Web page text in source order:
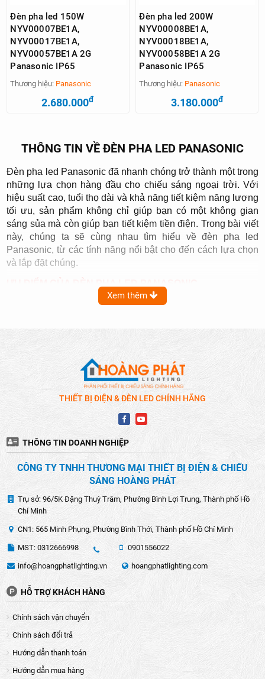
Đèn pha led 150W
NYV00007BE1A,
NYV00017BE1A,
NYV00057BE1A 2G
Panasonic IP65
Thương hiệu: Panasonic
2.680.000đ
Đèn pha led 200W
NYV00008BE1A,
NYV00018BE1A,
NYV00058BE1A 2G
Panasonic IP65
Thương hiệu: Panasonic
3.180.000đ
THÔNG TIN VỀ ĐÈN PHA LED PANASONIC
Đèn pha led Panasonic đã nhanh chóng trở thành một trong
những lựa chọn hàng đầu cho chiếu sáng ngoại trời. Với
hiệu suất cao, tuổi thọ dài và khả năng tiết kiệm năng lượng
tối ưu, sản phẩm không chỉ giúp bạn có một không gian
sáng sủa mà còn giúp bạn tiết kiệm tiền điện. Trong bài viết
này, chúng ta sẽ cùng nhau tìm hiểu về đèn pha led
Panasonic, từ các tính năng nổi bật cho đến cách lựa chọn
và lắp đặt chúng.
Chiếu sáng hiệu quả
chờn, nhấp nháy. Điều này rất hữu ích cho việc chiếu sáng
ngoại trời như: sân vườn, sân thể thao hoặc sân đậu xe.
Đèn pha led cũng có thể sử dụng trong nhà, đảm bảo bạn
có không gian sáng sủa và tiện nghi.
An toàn cho mắt
Ánh sáng của đèn pha led Panasonic không gây chói và
không gây nên những cảm giác khó chịu cho mắt, giúp bảo
vệ đôi mắt của bạn khỏi sự mệt mỏi và căng thẳng. Điều
này đặc biệt quan trọng khi bạn sử dụng đèn pha led để
Xem thêm
THIẾT BỊ ĐIỆN & ĐÈN LED CHÍNH HÃNG
THÔNG TIN DOANH NGHIỆP
CÔNG TY TNHH THƯƠNG MẠI THIẾT BỊ ĐIỆN & CHIẾU
SÁNG HOÀNG PHÁT
Trụ sở: 96/5K Đặng Thuỳ Trâm, Phường Bình Lợi Trung, Thành phố Hồ
Chí Minh
CN1: 565 Minh Phụng, Phường Bình Thới, Thành phố Hồ Chí Minh
MST: 0312666998 0901556022
info@hoangphatlighting.vn hoangphatlighting.com
HỖ TRỢ KHÁCH HÀNG
Chính sách vận chuyển
Chính sách đổi trả
Hướng dẫn thanh toán
Hướng dẫn mua hàng